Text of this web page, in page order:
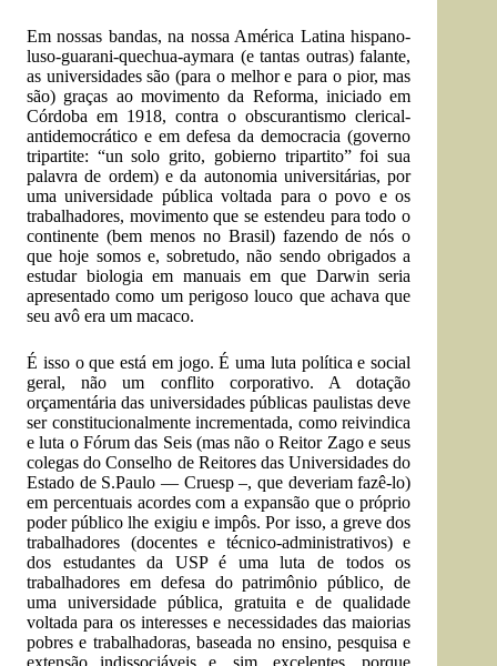
Em nossas bandas, na nossa América Latina hispano-
luso-guarani-quechua-aymara (e tantas outras) falante,
as universidades são (para o melhor e para o pior, mas
são) graças ao movimento da Reforma, iniciado em
Córdoba em 1918, contra o obscurantismo clerical-
antidemocrático e em defesa da democracia (governo
tripartite: “un solo grito, gobierno tripartito” foi sua
palavra de ordem) e da autonomia universitárias, por
uma universidade pública voltada para o povo e os
trabalhadores, movimento que se estendeu para todo o
continente (bem menos no Brasil) fazendo de nós o
que hoje somos e, sobretudo, não sendo obrigados a
estudar biologia em manuais em que Darwin seria
apresentado como um perigoso louco que achava que
seu avô era um macaco.
É isso o que está em jogo. É uma luta política e social
geral, não um conflito corporativo. A dotação
orçamentária das universidades públicas paulistas deve
ser constitucionalmente incrementada, como reivindica
e luta o Fórum das Seis (mas não o Reitor Zago e seus
colegas do Conselho de Reitores das Universidades do
Estado de S.Paulo — Cruesp –, que deveriam fazê-lo)
em percentuais acordes com a expansão que o próprio
poder público lhe exigiu e impôs. Por isso, a greve dos
trabalhadores (docentes e técnico-administrativos) e
dos estudantes da USP é uma luta de todos os
trabalhadores em defesa do patrimônio público, de
uma universidade pública, gratuita e de qualidade
voltada para os interesses e necessidades das maiorias
pobres e trabalhadoras, baseada no ensino, pesquisa e
extensão indissociáveis e, sim, excelentes, porque